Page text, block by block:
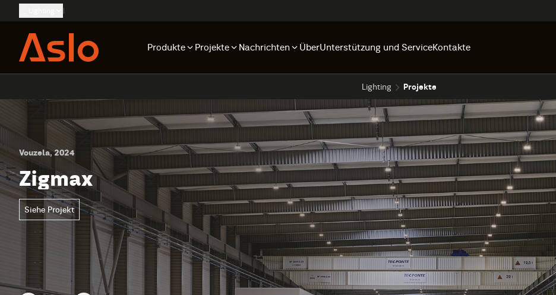
|
Produkte Projekte Nachrichten ÜberUnterstützung und ServiceKontakte
Lighting Projekte
Vouzela, 2024
Zigmax
Siehe Projekt